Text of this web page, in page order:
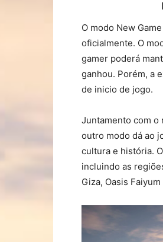
O modo New
oficialmente. O
gamer poderá
ganhou. Porém, a
de inicio de jogo.
Juntamento com o
outro modo dá ao
cultura e história.
incluindo as
Giza, Oasis